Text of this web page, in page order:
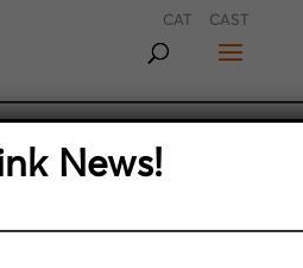
CAT CAST
A LA HORA DE
LA CIUDAD
News!